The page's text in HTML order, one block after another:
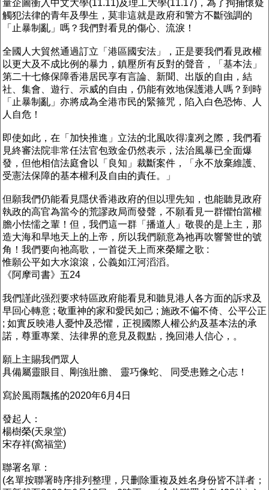
量企圖衝入中文大學(11.11)及理工大學(11.17)，為了拘捕懷疑
觸犯法律的青年及學生，莫非這就是政府和警方不斷強調的
「止暴制亂」嗎？我們對看見的傷心、流淚！
全國人大貿然通過訂立「港區國安法」，正是要我們看見政權
以更大及不成比例的暴力，鎮壓所有反對的聲音，「基本法」
第二十七條保障香港居民享有言論、新聞、出版的自由，結
社、集會、遊行、示威的自由，仍能有效地保護港人嗎？到時
「止暴制亂」亦將成為全港市民的緊箍咒，陷入白色恐怖、人
人自危！
即使如此，在「加快推進」立法的北風吹得凜冽之際，我們看
見終審法院非常任法官包致金仍然表示，法治風暴已全面爆
發，但他相信法庭會以「良知」裁斷案件，「永不放棄維護、
受憲法保障的基本權利及自由的責任。」
但願我們仍能看見隱伏香港政府的但以理先知，也能聽見政府
執政的高官為當今的荒謬政局而發聲，不願看見一群懼怕當權
膽小怯懦之輩！但，我們這一群「播道人」敬畏的是上主，那
造大海和旱地天上的上帝，所以我們願意為祂再吹響警世的號
角！我們要向祂高歌，一首從天上而來榮耀之歌 :
惟願公平如大水滾滾，公義如江河滔滔。
《阿摩司書》五24
我們謹此强烈要求特區政府能看見和聽見港人各方面的訴求及
早回心轉意 ; 敬重神的家和愛民如己 ; 施政不偏不倚、公平公正
; 如實反映港人憂忡及恐懼，正視國際人權公約及基本法的承
諾，尊重專業、法律界的意見及觀點，挽回港人信心，。
願上主賜我們眾人
具備屬靈眼目、剛強壯膽、 靈巧像蛇、 同受患難之心志！
寫於風雨飄搖的2020年6月4日
發起人：
楊樹榮(天泉堂)
宋存祥(窩福堂)
聯署名單：
(名單按聯署時序排列整理，只删除重複及姓名身份皆不詳者；